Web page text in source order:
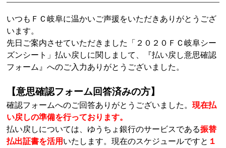
いつもＦＣ岐阜に温かいご声援をいただきありがとうござ
います。
先日ご案内させていただきました「２０２０ＦＣ岐阜シー
ズンシート」払い戻しに関しまして、『払い戻し意思確認
フォーム』へのご入力ありがとうございました。
【意思確認フォーム回答済みの方】
確認フォームへのご回答ありがとうございました。現在払
い戻しの準備を行っております。
払い戻しについては、ゆうちょ銀行のサービスである振替
払出証書を活用 いたします。現在のスケジュールですと １